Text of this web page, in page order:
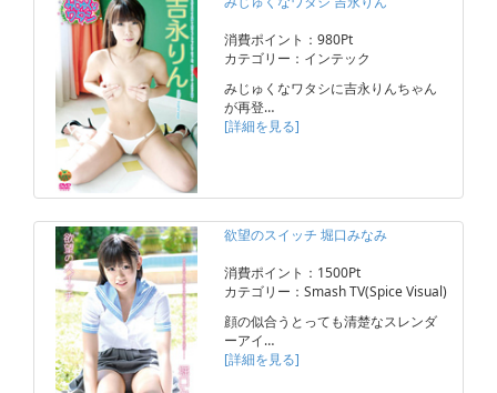
消費ポイント：980Pt
カテゴリー：インテック
みじゅくなワタシに吉永りんちゃん
が再登…
[詳細を見る]
欲望のスイッチ 堀口みなみ
消費ポイント：1500Pt
カテゴリー：Smash TV(Spice Visual)
顔の似合うとっても清楚なスレンダ
ーアイ…
[詳細を見る]